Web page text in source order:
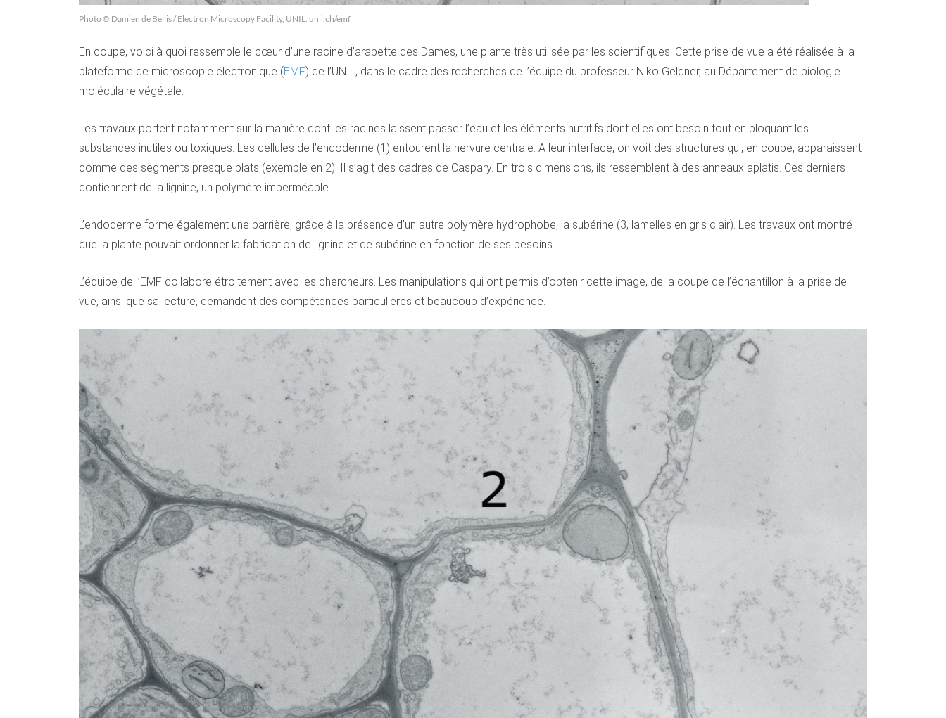
Photo © Damien de Bellis / Electron Microscopy Facility, UNIL. unil.ch/emf
En coupe, voici à quoi ressemble le cœur d’une racine d’arabette des Dames, une plante très utilisée par les scientifiques. Cette prise de vue a été réalisée à la
plateforme de microscopie électronique (EMF) de l’UNIL, dans le cadre des recherches de l’équipe du professeur Niko Geldner, au Département de biologie
moléculaire végétale.
Les travaux portent notamment sur la manière dont les racines laissent passer l’eau et les éléments nutritifs dont elles ont besoin tout en bloquant les
substances inutiles ou toxiques. Les cellules de l’endoderme (1) entourent la nervure centrale. A leur interface, on voit des structures qui, en coupe, apparaissent
comme des segments presque plats (exemple en 2). Il s’agit des cadres de Caspary. En trois dimensions, ils ressemblent à des anneaux aplatis. Ces derniers
contiennent de la lignine, un polymère imperméable.
L’endoderme forme également une barrière, grâce à la présence d’un autre polymère hydrophobe, la subérine (3, lamelles en gris clair). Les travaux ont montré
que la plante pouvait ordonner la fabrication de lignine et de subérine en fonction de ses besoins.
L’équipe de l’EMF collabore étroitement avec les chercheurs. Les manipulations qui ont permis d’obtenir cette image, de la coupe de l’échantillon à la prise de
vue, ainsi que sa lecture, demandent des compétences particulières et beaucoup d’expérience.